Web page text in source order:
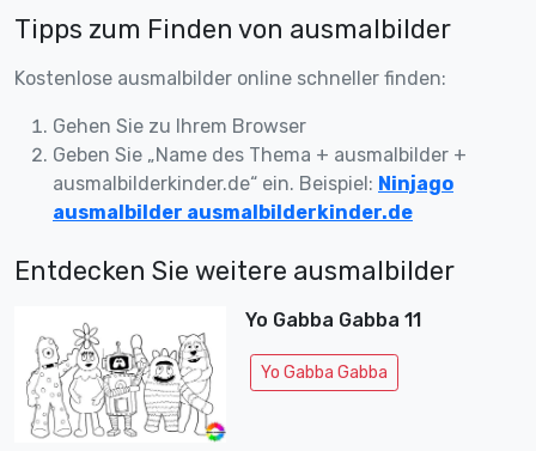
Tipps zum Finden von ausmalbilder
Kostenlose ausmalbilder online schneller finden:
Gehen Sie zu Ihrem Browser
Geben Sie „Name des Thema + ausmalbilder +
ausmalbilderkinder.de“ ein. Beispiel: Ninjago
ausmalbilder ausmalbilderkinder.de
Entdecken Sie weitere ausmalbilder
Yo Gabba Gabba 11
Yo Gabba Gabba